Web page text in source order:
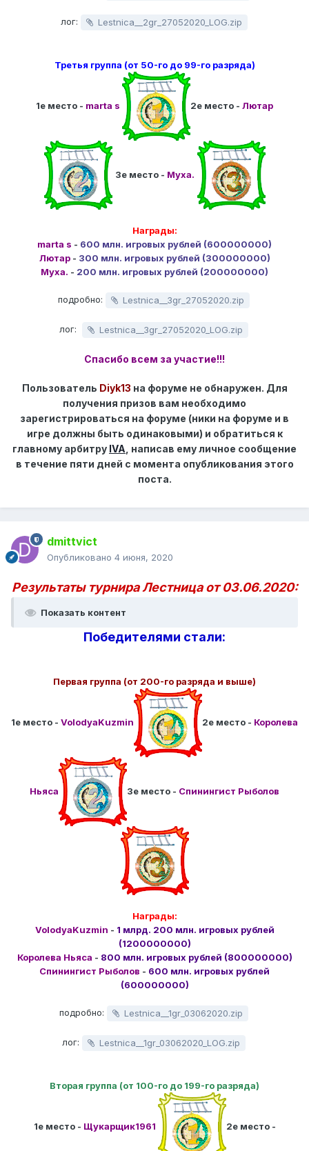
лог: Lestnica__2gr_27052020_LOG.zip
Третья группа (от 50-го до 99-го разряда)
1е место - marta s 2е место - Лютар
3е место - Муха.
Награды:
marta s - 600 млн. игровых рублей (600000000)
Лютар- 300 млн. игровых рублей (300000000)
Муха. - 200 млн. игровых рублей (200000000)
подробно: Lestnica__3gr_27052020.zip
лог: Lestnica__3gr_27052020_LOG.zip
Спасибо всем за участие!!!
Пользователь Diyk13 на форуме не обнаружен. Для
получения призов вам необходимо
зарегистрироваться на форуме (ники на форуме и в
игре должны быть одинаковыми) и обратиться к
главному арбитру IVA , написав ему личное сообщение
в течение пяти дней с момента опубликования этого
поста.
dmittvict
Опубликовано 4 июня, 2020
Результаты турнира Лестница от 03.06.2020:
Показать контент
Победителями стали:
Первая группа (от 200-го разряда и выше)
1е место - VolodyaKuzmin 2е место - Королева
Ньяса 3е место - Спинингист Рыболов
Награды:
VolodyaKuzmin - 1 млрд. 200 млн. игровых рублей
(1200000000)
Королева Ньяса - 800 млн. игровых рублей (800000000)
Спинингист Рыболов - 600 млн. игровых рублей
(600000000)
подробно: Lestnica__1gr_03062020.zip
лог: Lestnica__1gr_03062020_LOG.zip
Вторая группа (от 100-го до 199-го разряда)
1е место - Щукарщик1961 2е место -